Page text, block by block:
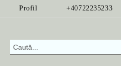
Profil +40722235233